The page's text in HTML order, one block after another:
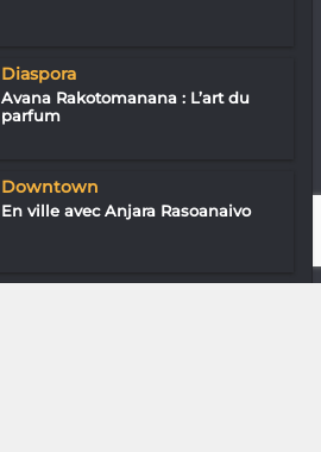
Diaspora
Avana Rakotomanana : L’art du
parfum
Downtown
En ville avec Anjara Rasoanaivo